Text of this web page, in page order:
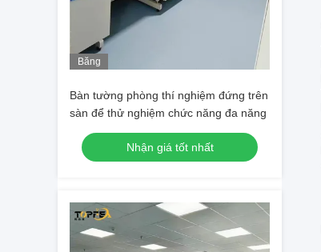
Băng
Bàn tường phòng thí nghiệm đứng trên
sàn để thử nghiệm chức năng đa năng
Nhận giá tốt nhất